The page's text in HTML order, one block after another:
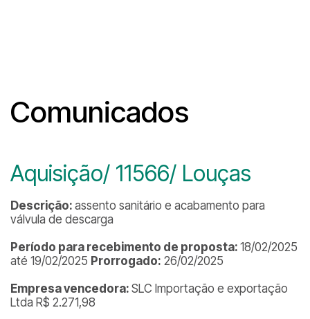
Comunicados
Aquisição/ 11566/ Louças
Descrição: assento sanitário e acabamento para
válvula de descarga
Período para recebimento de proposta: 18/02/2025
até 19/02/2025 Prorrogado: 26/02/2025
Empresa vencedora: SLC Importação e exportação
Ltda R$ 2.271,98